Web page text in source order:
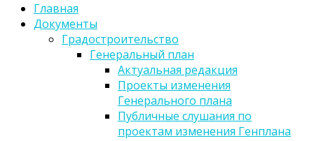
Главная
Документы
Градостроительство
Генеральный план
Актуальная редакция
Проекты изменения
Генерального плана
Публичные слушания по
проектам изменения Генплана